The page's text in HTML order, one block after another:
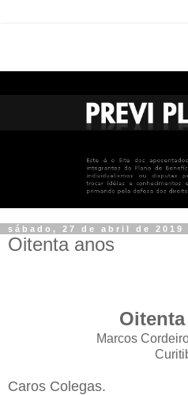
sábado, 27 de abril de 2019
Oitenta anos
Marcos
Caros Colegas.